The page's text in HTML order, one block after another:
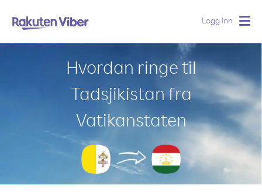
Logg Inn
Hvordan ringe til
Tadsjikistan fra
Vatikanstaten